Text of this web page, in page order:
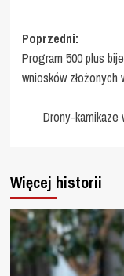
Zobacz
wpisy
Poprzedni:
Program 500 plus
wniosków złożonych
Drony-kamikaze
Więcej historii